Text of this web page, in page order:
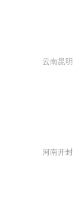
云南昆明
河南开封